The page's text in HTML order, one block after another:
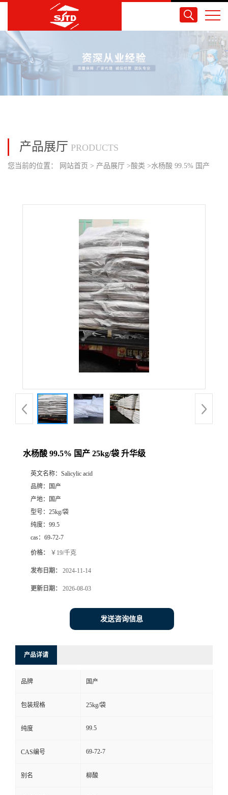
产品展厅 PRODUCTS
您当前的位置： 网站首页 > 产品展厅 >酸类 >水杨酸 99.5% 国产
水杨酸 99.5% 国产 25kg/袋 升华级
英文名称： Salicylic acid
品牌：
国产
产地：
国产
型号： 25kg/袋
纯度： 99.5
cas： 69-72-7
价格： ￥19/千克
发布日期： 2024-11-14
更新日期： 2026-08-03
发送咨询信息
产品详请
品牌 国产
包装规格 25kg/袋
纯度 99.5
CAS编号 69-72-7
别名 柳酸